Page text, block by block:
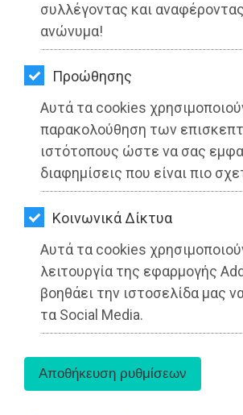
συλλέγοντας και
ανώνυμα!
Προώθησης
Αυτά τα cookies
παρακολούθηση των
ιστότοπους ώστε να σας
διαφημίσεις που είναι πιο
Kοινωνικά Δίκτυα
Αυτά τα cookies
λειτουργία της εφαρμογής
βοηθάει την ιστοσελίδα μας
τα Social Media.
ΠΕΡΙΒΑΛΛΟΝ
ΚΑΤΟΙΚΙΔΙΟ
ΑΓΓΕΛΙΕΣ
ΕΦΗΜΕΡΙΔΕΣ
OΔΗΓΟΣ
ΑΓΟΡΑΣ
ΨΙΘΥΡΟΙ
ΑΠΟΣΤΟΛΗ
ΑΡΘΡΩΝ
Οι Καρδιτσιώτες της
βράβευσαν τον καθηγητή
Λέκκα
Διαβάστηκε 1707 φορές
Από τo